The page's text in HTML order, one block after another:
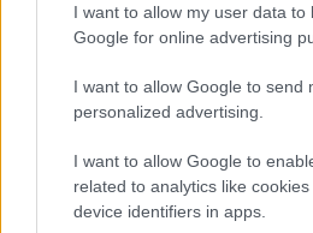
I want to allow my user data to
Google for online advertising
I want to allow Google to send
personalized advertising.
I want to allow Google to
related to analytics like
device identifiers in apps.